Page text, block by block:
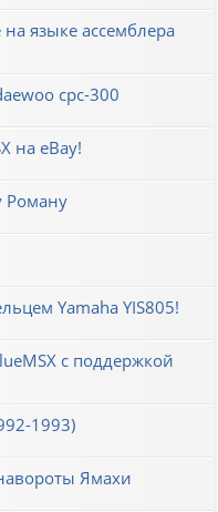
языке ассемблера
cpc-300
на eBay!
Роману
Yamaha YIS805!
с поддержкой
1993)
Ямахи